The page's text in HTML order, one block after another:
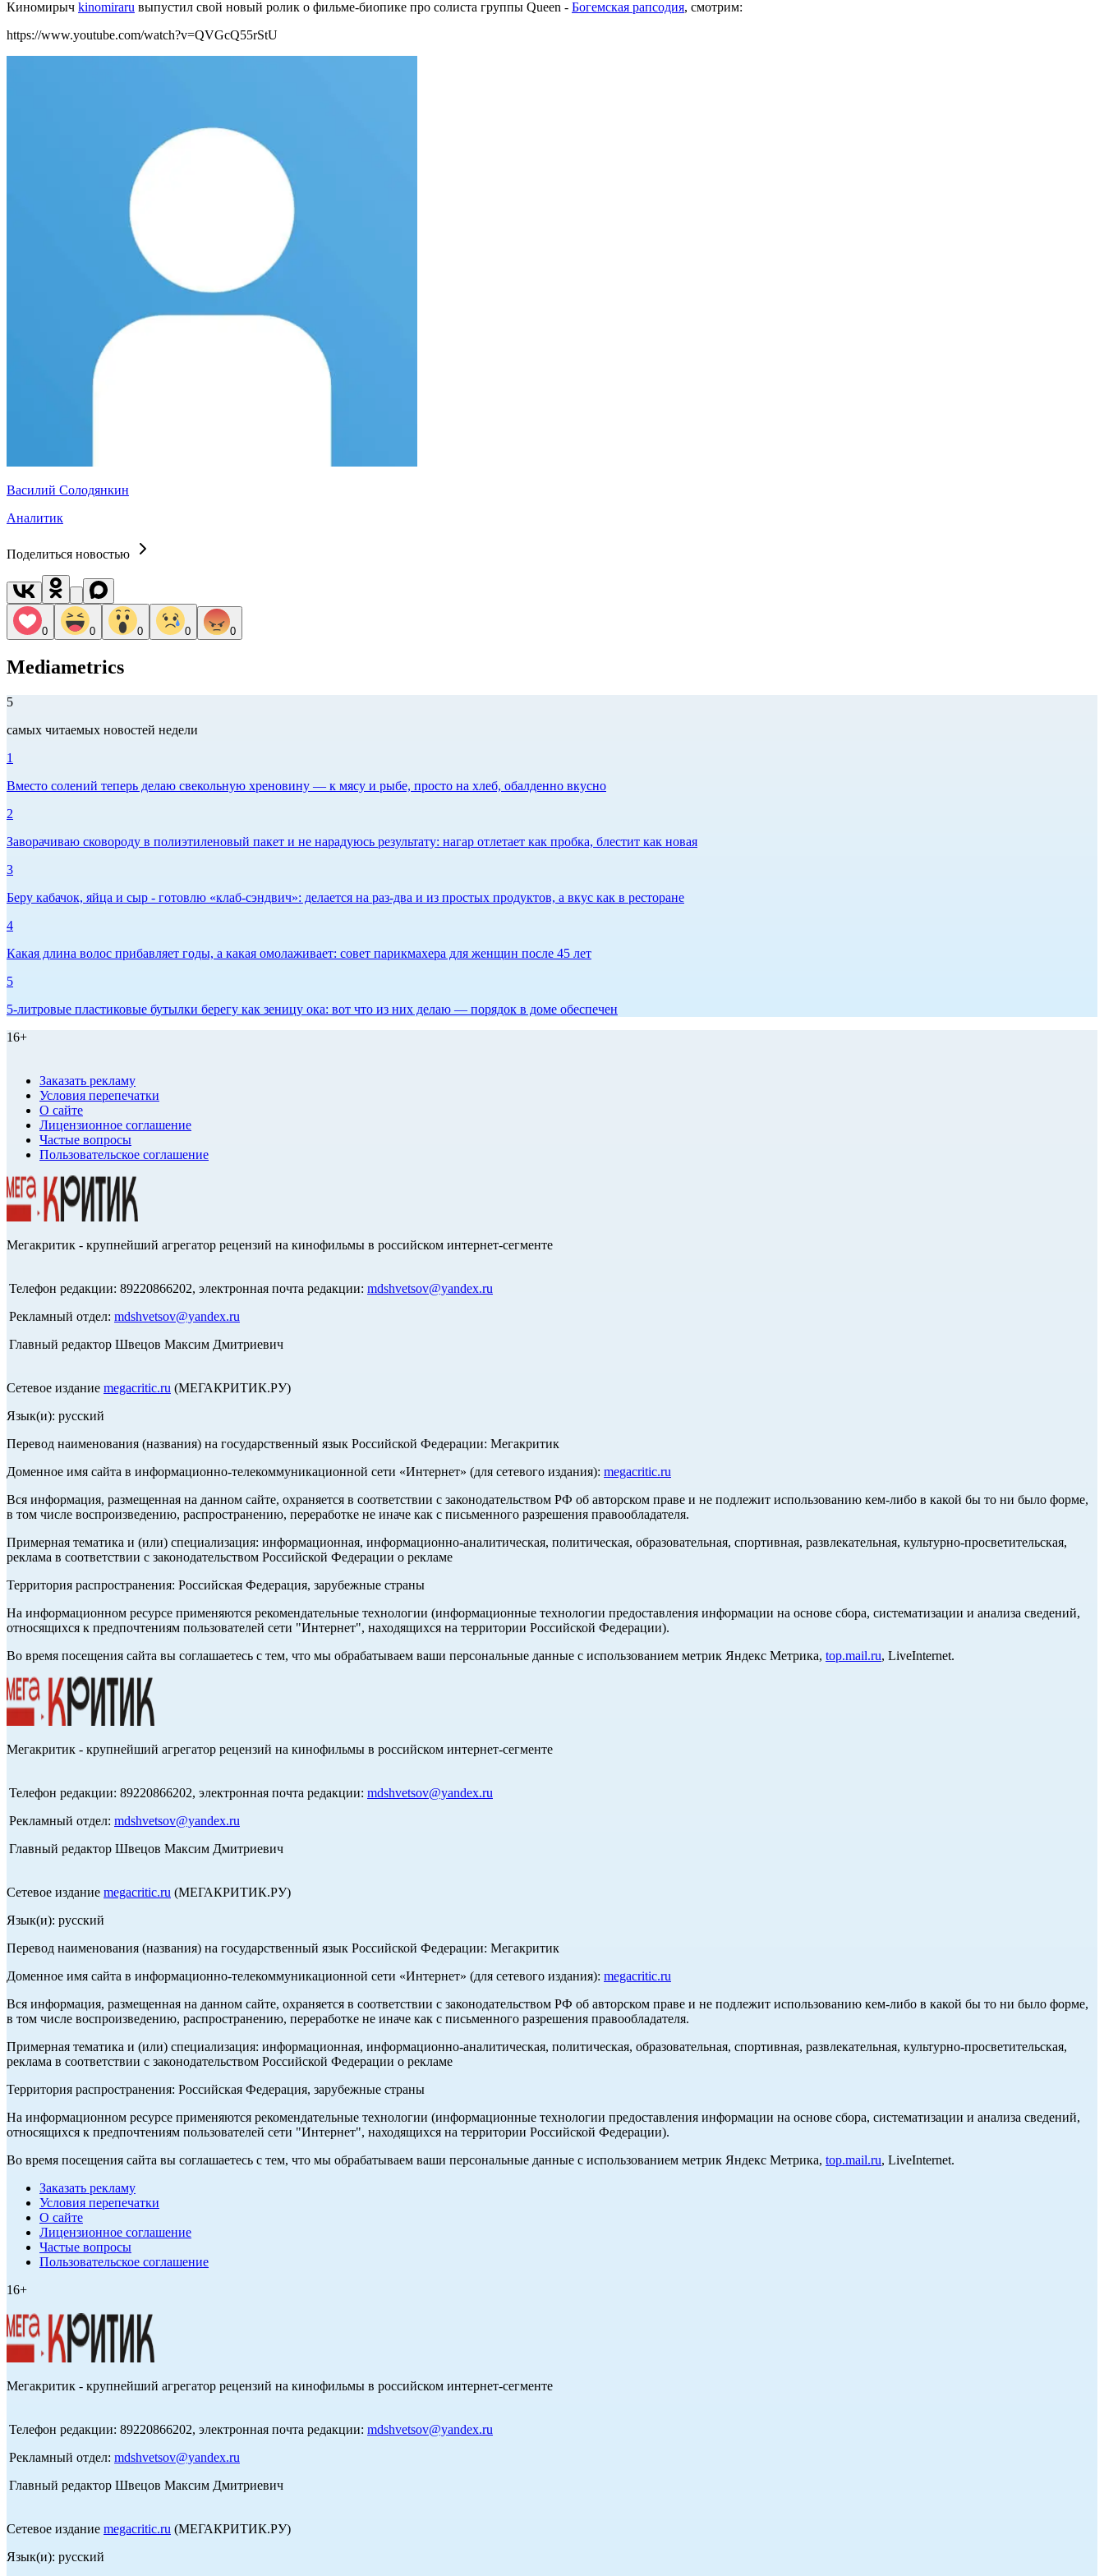
Киномирыч kinomiraru выпустил свой новый ролик о фильме-биопике про солиста группы Queen - Богемская рапсодия, смотрим:
https://www.youtube.com/watch?v=QVGcQ55rStU
Василий Солодянкин
Аналитик
Поделиться новостью
0 0 0 0 0
Mediametrics
5
самых читаемых новостей недели
1
Вместо солений теперь делаю свекольную хреновину — к мясу и рыбе, просто на хлеб, обалденно вкусно
2
Заворачиваю сковороду в полиэтиленовый пакет и не нарадуюсь результату: нагар отлетает как пробка, блестит как новая
3
Беру кабачок, яйца и сыр - готовлю «клаб-сэндвич»: делается на раз-два и из простых продуктов, а вкус как в ресторане
4
Какая длина волос прибавляет годы, а какая омолаживает: совет парикмахера для женщин после 45 лет
5
5-литровые пластиковые бутылки берегу как зеницу ока: вот что из них делаю — порядок в доме обеспечен
16+
Заказать рекламу
Условия перепечатки
О сайте
Лицензионное соглашение
Частые вопросы
Пользовательское соглашение
Мегакритик - крупнейший агрегатор рецензий на кинофильмы в российском интернет-сегменте
Телефон редакции: 89220866202, электронная почта редакции: mdshvetsov@yandex.ru
Рекламный отдел: mdshvetsov@yandex.ru
Главный редактор Швецов Максим Дмитриевич
Сетевое издание megacritic.ru (МЕГАКРИТИК.РУ)
Язык(и): русский
Перевод наименования (названия) на государственный язык Российской Федерации: Мегакритик
Доменное имя сайта в информационно-телекоммуникационной сети «Интернет» (для сетевого издания): megacritic.ru
Вся информация, размещенная на данном сайте, охраняется в соответствии с законодательством РФ об авторском праве и не подлежит использованию кем-либо в какой бы то ни было форме,
в том числе воспроизведению, распространению, переработке не иначе как с письменного разрешения правообладателя.
Примерная тематика и (или) специализация: информационная, информационно-аналитическая, политическая, образовательная, спортивная, развлекательная, культурно-просветительская,
реклама в соответствии с законодательством Российской Федерации о рекламе
Территория распространения: Российская Федерация, зарубежные страны
На информационном ресурсе применяются рекомендательные технологии (информационные технологии предоставления информации на основе сбора, систематизации и анализа сведений,
относящихся к предпочтениям пользователей сети "Интернет", находящихся на территории Российской Федерации).
Во время посещения сайта вы соглашаетесь с тем, что мы обрабатываем ваши персональные данные с использованием метрик Яндекс Метрика, top.mail.ru, LiveInternet.
Мегакритик - крупнейший агрегатор рецензий на кинофильмы в российском интернет-сегменте
Телефон редакции: 89220866202, электронная почта редакции: mdshvetsov@yandex.ru
Рекламный отдел: mdshvetsov@yandex.ru
Главный редактор Швецов Максим Дмитриевич
Сетевое издание megacritic.ru (МЕГАКРИТИК.РУ)
Язык(и): русский
Перевод наименования (названия) на государственный язык Российской Федерации: Мегакритик
Доменное имя сайта в информационно-телекоммуникационной сети «Интернет» (для сетевого издания): megacritic.ru
Вся информация, размещенная на данном сайте, охраняется в соответствии с законодательством РФ об авторском праве и не подлежит использованию кем-либо в какой бы то ни было форме,
в том числе воспроизведению, распространению, переработке не иначе как с письменного разрешения правообладателя.
Примерная тематика и (или) специализация: информационная, информационно-аналитическая, политическая, образовательная, спортивная, развлекательная, культурно-просветительская,
реклама в соответствии с законодательством Российской Федерации о рекламе
Территория распространения: Российская Федерация, зарубежные страны
На информационном ресурсе применяются рекомендательные технологии (информационные технологии предоставления информации на основе сбора, систематизации и анализа сведений,
относящихся к предпочтениям пользователей сети "Интернет", находящихся на территории Российской Федерации).
Во время посещения сайта вы соглашаетесь с тем, что мы обрабатываем ваши персональные данные с использованием метрик Яндекс Метрика, top.mail.ru, LiveInternet.
Заказать рекламу
Условия перепечатки
О сайте
Лицензионное соглашение
Частые вопросы
Пользовательское соглашение
16+
Мегакритик - крупнейший агрегатор рецензий на кинофильмы в российском интернет-сегменте
Телефон редакции: 89220866202, электронная почта редакции: mdshvetsov@yandex.ru
Рекламный отдел: mdshvetsov@yandex.ru
Главный редактор Швецов Максим Дмитриевич
Сетевое издание megacritic.ru (МЕГАКРИТИК.РУ)
Язык(и): русский